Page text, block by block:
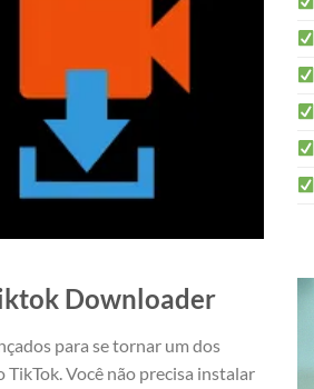
Downloader
para se tornar um dos
Você não precisa instalar